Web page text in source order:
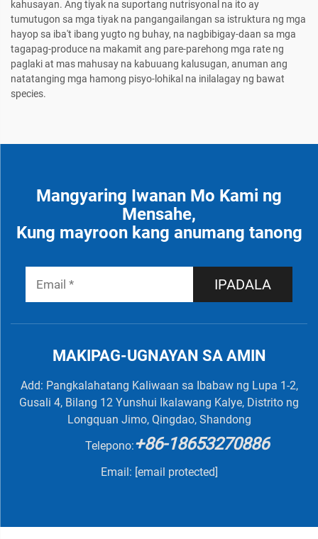
kahusayan. Ang tiyak na suportang nutrisyonal na ito ay
tumutugon sa mga tiyak na pangangailangan sa istruktura ng mga
hayop sa iba't ibang yugto ng buhay, na nagbibigay-daan sa mga
tagapag-produce na makamit ang pare-parehong mga rate ng
paglaki at mas mahusay na kabuuang kalusugan, anuman ang
natatanging mga hamong pisyo-lohikal na inilalagay ng bawat
species.
Mangyaring Iwanan Mo Kami ng
Mensahe,
Kung mayroon kang anumang tanong
IPADALA
MAKIPAG-UGNAYAN SA AMIN
Add: Pangkalahatang Kaliwaan sa Ibabaw ng Lupa 1-2,
Gusali 4, Bilang 12 Yunshui Ikalawang Kalye, Distrito ng
Longquan Jimo, Qingdao, Shandong
Telepono:+86-18653270886
Email: [email protected]